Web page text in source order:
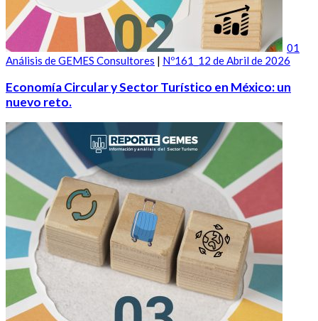
01
Análisis de GEMES Consultores | Nº161_12 de Abril de 2026
Economía Circular y Sector Turístico en México: un
nuevo reto.